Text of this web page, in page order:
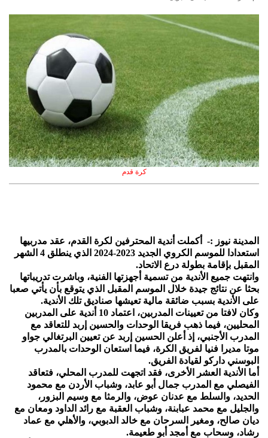
كرة قدم
المدينة نيوز :- أكملت أندية المحترفين لكرة القدم، عقد مدربيها
استعدادا للموسم الكروي الجديد 2023-2024 الذي ينطلق 4 الشهر
المقبل بإقامة بطولة درع الاتحاد.
وانتهت جميع الأندية من تسمية أجهزتها الفنية، وباشرت تدريباتها
بحثا عن نتائج جيدة خلال الموسم المقبل الذي يتوقع بأن يأتي صعبا
على الأندية بسبب ضائقة مالية تعيشها صناديق تلك الأندية.
وكان لافتا من تعيينات المدربين، اعتماد 10 أندية على المدربين
المحليين، فيما ذهب فريقا الوحدات والحسين إربد للتعاقد مع
المدرب الأجنبي، إذ أعلن الحسين إربد عن تعيين البرتغالي جواو
موتا مديرا فنيا لفريق الكرة، فيما استعان الوحدات بالمدرب
البوسني داركو لقيادة الفريق.
أما الأندية العشر الأخرى، فقد اتجهت للمدرب المحلي، فتعاقد
الفيصلي مع المدرب جمال أبو عابد، وشباب الأردن مع محمود
الحديد، والسلط مع عدنان عوض، والرمثا مع وسيم البزور،
والجليل مع محمد عبابنة، وشباب العقبة مع رائد الداود ومعان مع
ديان صالح، ومغير السرحان مع خالد الدبوبي، والأهلي مع عماد
رشاد، وسحاب مع أمجد أبو طعيمة.